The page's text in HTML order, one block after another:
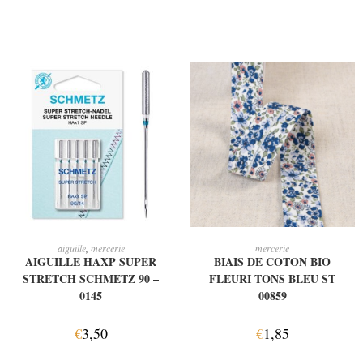
AJOUTER AU PANIER
aiguille, mercerie
AIGUILLE HAXP SUPER
STRETCH SCHMETZ 90 –
0145
€3,50
mercerie
BIAIS DE COTON BIO
FLEURI TONS BLEU ST
00859
€1,85